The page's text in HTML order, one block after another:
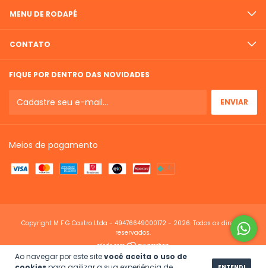
Ao navegar por este sitevocê aceita o uso de
MENU DE RODAPÉ
CONTATO
FIQUE POR DENTRO DAS NOVIDADES
Meios de pagamento
Copyright M F G Castro Ltda - 49476649000172 - 2026. Todos os direitos
reservados.